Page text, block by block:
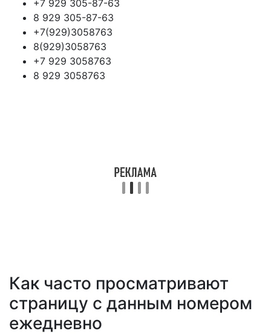
+7 929 305-87-63
8 929 305-87-63
+7(929)3058763
8(929)3058763
+7 929 3058763
8 929 3058763
Как часто просматривают
страницу с данным номером
ежедневно